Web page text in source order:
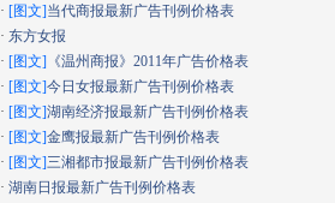
· [图文]当代商报最新广告刊例价格表
· 东方女报
· [图文] 《温州商报》2011年广告价格表
· [图文]今日女报最新广告刊例价格表
· [图文]湖南经济报最新广告刊例价格表
· [图文]金鹰报最新广告刊例价格表
· [图文]三湘都市报最新广告刊例价格表
· 湖南日报最新广告刊例价格表